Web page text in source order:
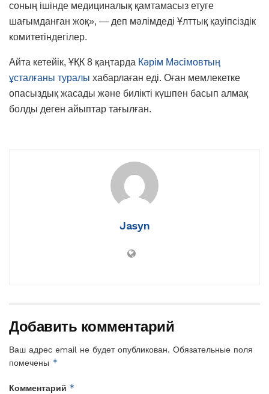
соның ішінде медициналық қамтамасыз етуге
шағымданған жоқ», — деп мәлімдеді Ұлттық қауіпсіздік
комитетіндегілер.
Айта кетейік, ҰҚК 8 қаңтарда Кәрім Мәсімовтың
ұсталғаны туралы хабарлаған еді. Оған мемлекетке
опасыздық жасады және билікті күшпен басып алмақ
болды деген айыптар тағылған.
Jasyn
Добавить комментарий
Ваш адрес email не будет опубликован. Обязательные поля
помечены *
Комментарий *